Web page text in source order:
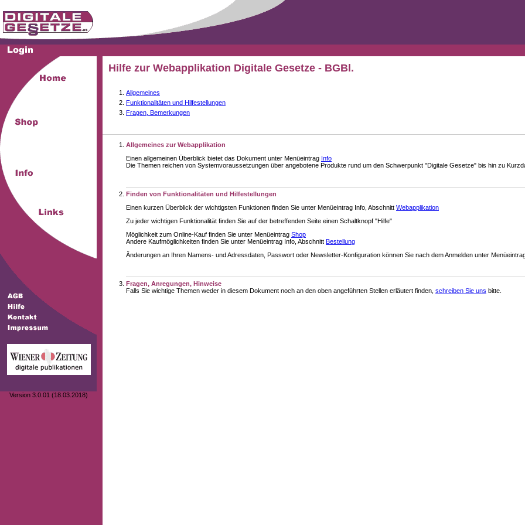
Version 3.0.01 (18.03.2018)
Hilfe zur Webapplikation Digitale Gesetze - BGBl.
Allgemeines
Funktionalitäten und Hilfestellungen
Fragen, Bemerkungen
Allgemeines zur Webapplikation
Einen allgemeinen Überblick bietet das Dokument unter Menüeintrag Info
Die Themen reichen von Systemvoraussetzungen über angebotene Produkte rund um den Schwerpunkt "Digitale Gesetze" bis hin zu
Finden von Funktionalitäten und Hilfestellungen
Einen kurzen Überblick der wichtigsten Funktionen finden Sie unter Menüeintrag Info, Abschnitt Webapplikation
Zu jeder wichtigen Funktionalität finden Sie auf der betreffenden Seite einen Schaltknopf "Hilfe"
Möglichkeit zum Online-Kauf finden Sie unter Menüeintrag Shop
Andere Kaufmöglichkeiten finden Sie unter Menüeintrag Info, Abschnitt Bestellung
Änderungen an Ihren Namens- und Adressdaten, Passwort oder Newsletter-Konfiguration können Sie nach dem Anmelden unter
Fragen, Anregungen, Hinweise
Falls Sie wichtige Themen weder in diesem Dokument noch an den oben angeführten Stellen erläutert finden, schreiben Sie uns bitte.